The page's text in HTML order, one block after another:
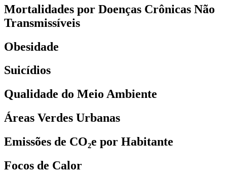
Mortalidades por Doenças Crônicas Não
Transmissíveis
Obesidade
Suicídios
Qualidade do Meio Ambiente
Áreas Verdes Urbanas
Emissões de CO₂e por Habitante
Focos de Calor